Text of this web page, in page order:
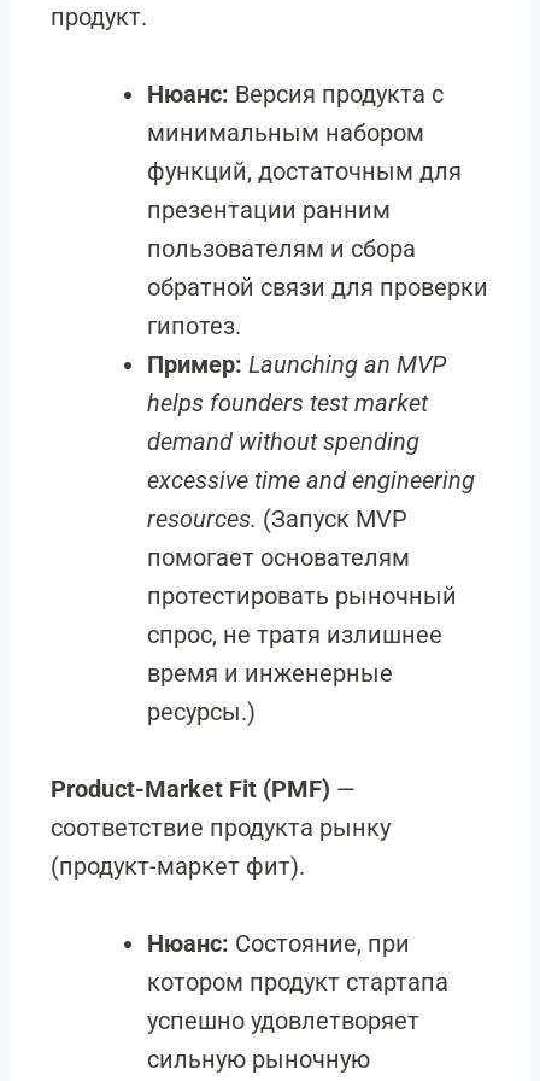
продукт.
Нюанс: Версия продукта с
минимальным набором
функций, достаточным для
презентации ранним
пользователям и сбора
обратной связи для проверки
гипотез.
Пример: Launching an MVP
helps founders test market
demand without spending
excessive time and engineering
resources. (Запуск MVP
помогает основателям
протестировать рыночный
спрос, не тратя излишнее
время и инженерные
ресурсы.)
Product-Market Fit (PMF) —
соответствие продукта рынку
(продукт-маркет фит).
Нюанс: Состояние, при
котором продукт стартапа
успешно удовлетворяет
сильную рыночную